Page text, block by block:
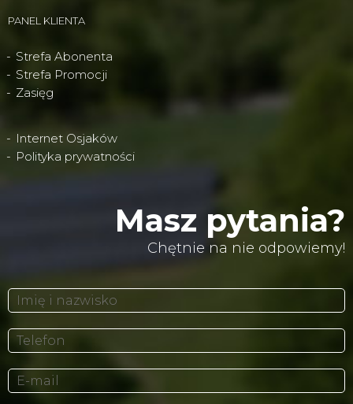
PANEL KLIENTA
Strefa Abonenta
Strefa Promocji
Zasięg
Internet Osjaków
Polityka prywatności
Masz pytania?
Chętnie na nie odpowiemy!